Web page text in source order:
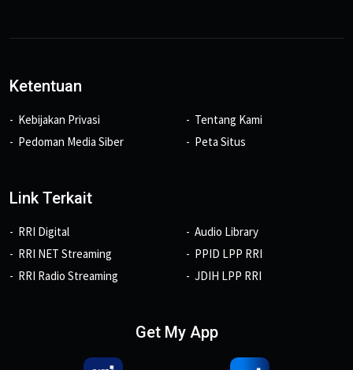
Ketentuan
Kebijakan Privasi
Pedoman Media Siber
Tentang Kami
Peta Situs
Link Terkait
RRI Digital
RRI NET Streaming
RRI Radio Streaming
Audio Library
PPID LPP RRI
JDIH LPP RRI
Get My App